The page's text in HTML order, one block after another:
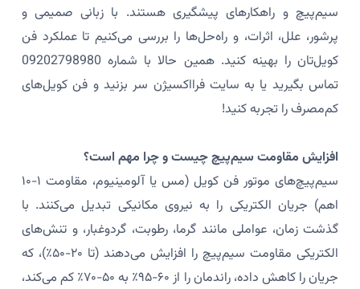
سیم‌پیچ و راهکارهای پیشگیری هستند. با زبانی صمیمی و
پرشور، علل، اثرات، و راه‌حل‌ها را بررسی می‌کنیم تا عملکرد فن
کویل‌تان را بهینه کنید. همین حالا با شماره 09202798980
تماس بگیرید یا به سایت فرااکسیژن سر بزنید و فن کویل‌های
کم‌مصرف را تجربه کنید!
افزایش مقاومت سیم‌پیچ چیست و چرا مهم است؟
سیم‌پیچ‌های موتور فن کویل (مس یا آلومینیوم، مقاومت ۱-۱۰
اهم) جریان الکتریکی را به نیروی مکانیکی تبدیل می‌کنند. با
گذشت زمان، عواملی مانند گرما، رطوبت، گردوغبار، و تنش‌های
الکتریکی مقاومت سیم‌پیچ را افزایش می‌دهند (تا ۲۰-۵۰٪)، که
جریان را کاهش داده، راندمان را از ۶۰-۹۵٪ به ۵۰-۷۰٪ کم می‌کند،